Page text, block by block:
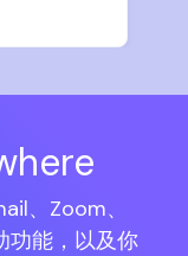
、Zoom、
功能，以及你